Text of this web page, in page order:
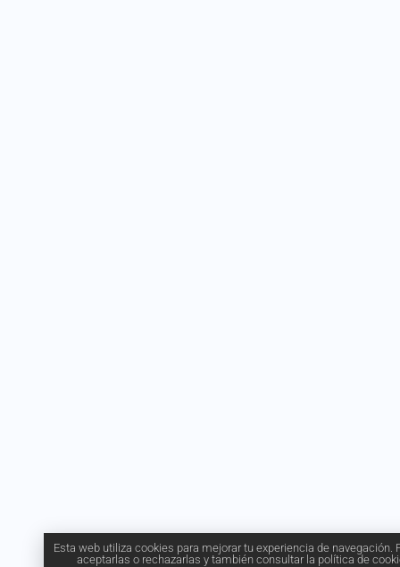
Esta web utiliza cookies para mejorar tu experiencia de navegación.
aceptarlas o rechazarlas y también consultar la política de